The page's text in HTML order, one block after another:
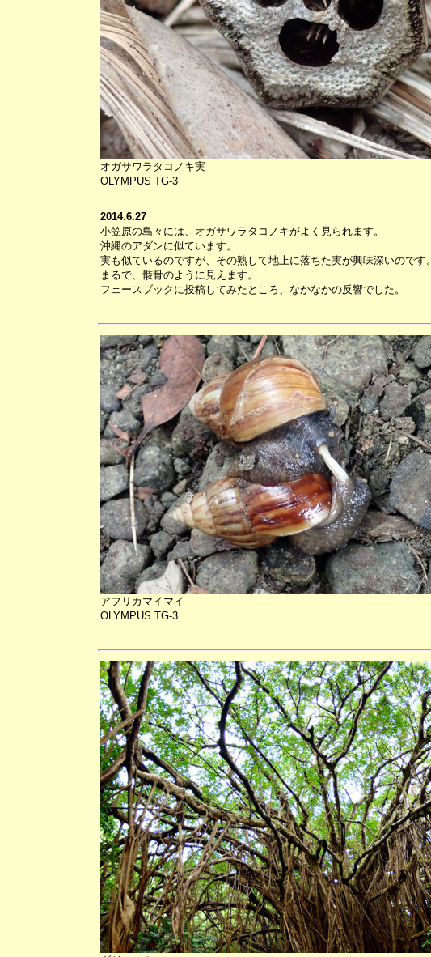
オガサワラタコノキ実
OLYMPUS TG-3
2014.6.27
小笠原の島々には、オガサワラタコノキがよく見られます。
沖縄のアダンに似ています。
実も似ているのですが、その熟して地上に落ちた実が興味深いのです。
まるで、骸骨のように見えます。
フェースブックに投稿してみたところ、なかなかの反響でした。
アフリカマイマイ
OLYMPUS TG-3